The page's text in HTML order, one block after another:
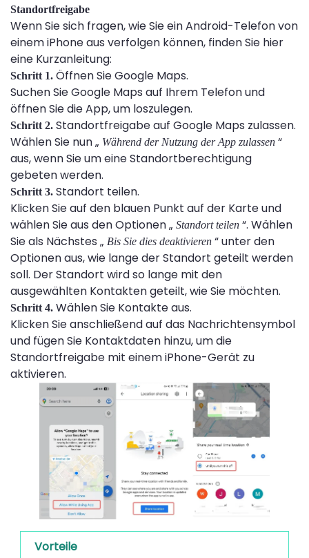
Standortfreigabe
Wenn Sie sich fragen, wie Sie ein Android-Telefon von
einem iPhone aus verfolgen können, finden Sie hier
eine Kurzanleitung:
Schritt 1. Öffnen Sie Google Maps.
Suchen Sie Google Maps auf Ihrem Telefon und
öffnen Sie die App, um loszulegen.
Schritt 2. Standortfreigabe auf Google Maps zulassen.
Wählen Sie nun „ Während der Nutzung der App zulassen “
aus, wenn Sie um eine Standortberechtigung
gebeten werden.
Schritt 3. Standort teilen.
Klicken Sie auf den blauen Punkt auf der Karte und
wählen Sie aus den Optionen „ Standort teilen “. Wählen
Sie als Nächstes „ Bis Sie dies deaktivieren “ unter den
Optionen aus, wie lange der Standort geteilt werden
soll. Der Standort wird so lange mit den
ausgewählten Kontakten geteilt, wie Sie möchten.
Schritt 4. Wählen Sie Kontakte aus.
Klicken Sie anschließend auf das Nachrichtensymbol
und fügen Sie Kontaktdaten hinzu, um die
Standortfreigabe mit einem iPhone-Gerät zu
aktivieren.
Vorteile